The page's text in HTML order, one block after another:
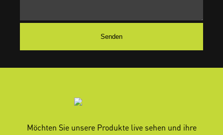
Möchten Sie unsere Produkte live sehen und ihre